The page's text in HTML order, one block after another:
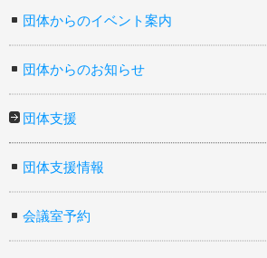
団体からのイベント案内
団体からのお知らせ
団体支援
団体支援情報
会議室予約